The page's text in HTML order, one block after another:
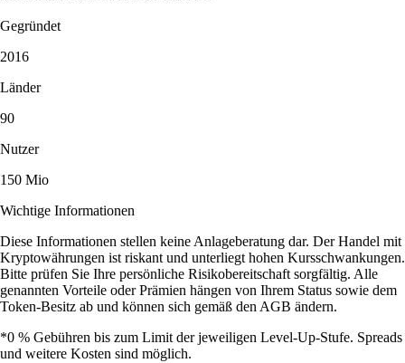
Gegründet
2016
Länder
90
Nutzer
150 Mio
Wichtige Informationen
Diese Informationen stellen keine Anlageberatung dar. Der Handel mit
Kryptowährungen ist riskant und unterliegt hohen Kursschwankungen.
Bitte prüfen Sie Ihre persönliche Risikobereitschaft sorgfältig. Alle
genannten Vorteile oder Prämien hängen von Ihrem Status sowie dem
Token-Besitz ab und können sich gemäß den AGB ändern.
*0 % Gebühren bis zum Limit der jeweiligen Level-Up-Stufe. Spreads
und weitere Kosten sind möglich.